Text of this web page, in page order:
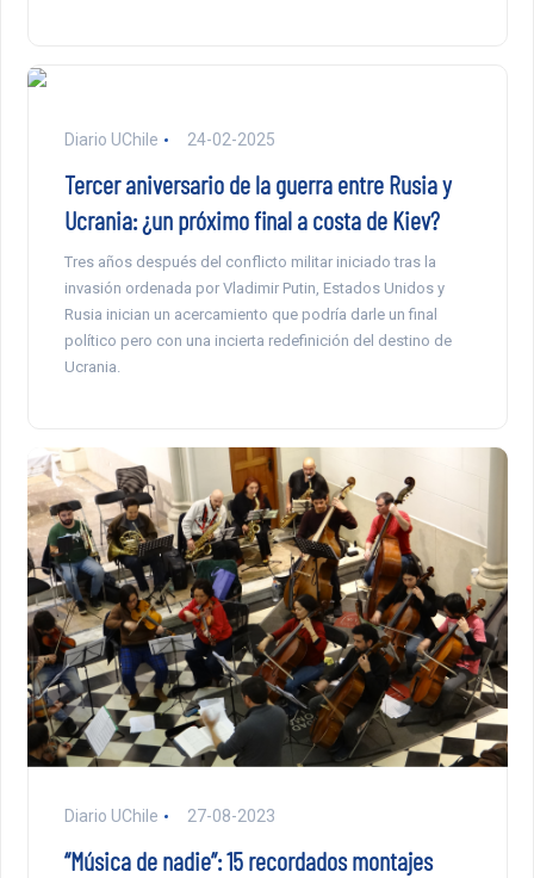
Diario UChile 24-02-2025
Tercer aniversario de la guerra entre Rusia y
Ucrania: ¿un próximo final a costa de Kiev?
Tres años después del conflicto militar iniciado tras la
invasión ordenada por Vladimir Putin, Estados Unidos y
Rusia inician un acercamiento que podría darle un final
político pero con una incierta redefinición del destino de
Ucrania.
Diario UChile 27-08-2023
“Música de nadie”: 15 recordados montajes